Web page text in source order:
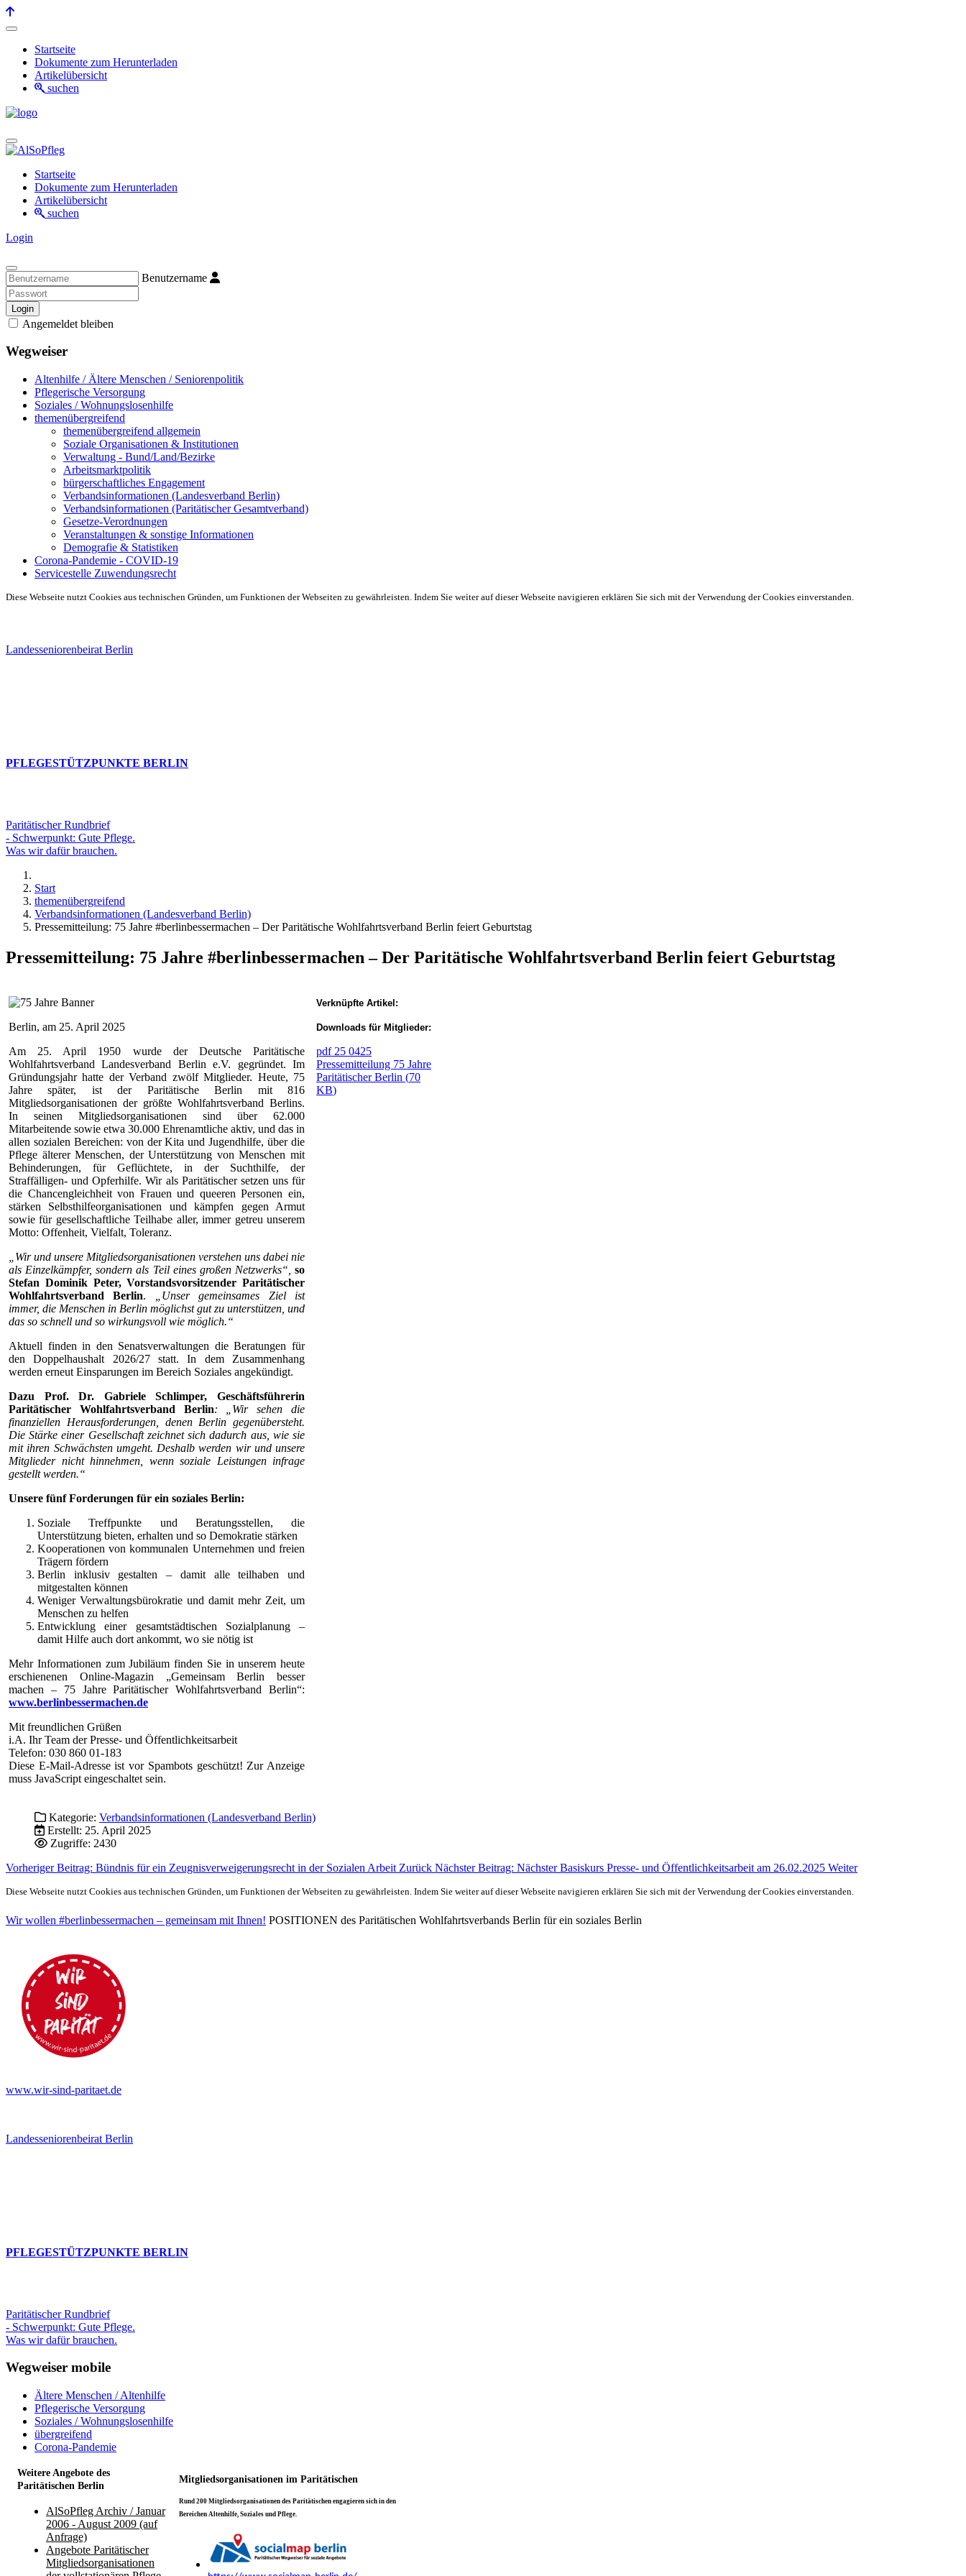
Startseite
Dokumente zum Herunterladen
Artikelübersicht
suchen
Startseite
Dokumente zum Herunterladen
Artikelübersicht
suchen
Login
Benutzername
Login
Angemeldet bleiben
Wegweiser
Altenhilfe / Ältere Menschen / Seniorenpolitik
Pflegerische Versorgung
Soziales / Wohnungslosenhilfe
themenübergreifend
themenübergreifend allgemein
Soziale Organisationen & Institutionen
Verwaltung - Bund/Land/Bezirke
Arbeitsmarktpolitik
bürgerschaftliches Engagement
Verbandsinformationen (Landesverband Berlin)
Verbandsinformationen (Paritätischer Gesamtverband)
Gesetze-Verordnungen
Veranstaltungen & sonstige Informationen
Demografie & Statistiken
Corona-Pandemie - COVID-19
Servicestelle Zuwendungsrecht
Diese Webseite nutzt Cookies aus technischen Gründen, um Funktionen der Webseiten zu gewährleisten. Indem Sie weiter auf dieser Webseite navigieren erklären Sie sich mit der Verwendung der Cookies einverstanden.
Landesseniorenbeirat Berlin
PFLEGESTÜTZPUNKTE BERLIN
Paritätischer Rundbrief
- Schwerpunkt: Gute Pflege.
Was wir dafür brauchen.
Start
themenübergreifend
Verbandsinformationen (Landesverband Berlin)
Pressemitteilung: 75 Jahre #berlinbessermachen – Der Paritätische Wohlfahrtsverband Berlin feiert Geburtstag
Pressemitteilung: 75 Jahre #berlinbessermachen – Der Paritätische Wohlfahrtsverband Berlin feiert Geburtstag
Berlin, am 25. April 2025
Am 25. April 1950 wurde der Deutsche Paritätische
Wohlfahrtsverband Landesverband Berlin e.V. gegründet. Im
Gründungsjahr hatte der Verband zwölf Mitglieder. Heute, 75
Jahre später, ist der Paritätische Berlin mit 816
Mitgliedsorganisationen der größte Wohlfahrtsverband Berlins.
In seinen Mitgliedsorganisationen sind über 62.000
Mitarbeitende sowie etwa 30.000 Ehrenamtliche aktiv, und das in
allen sozialen Bereichen: von der Kita und Jugendhilfe, über die
Pflege älterer Menschen, der Unterstützung von Menschen mit
Behinderungen, für Geflüchtete, in der Suchthilfe, der
Straffälligen- und Opferhilfe. Wir als Paritätischer setzen uns für
die Chancengleichheit von Frauen und queeren Personen ein,
stärken Selbsthilfeorganisationen und kämpfen gegen Armut
sowie für gesellschaftliche Teilhabe aller, immer getreu unserem
Motto: Offenheit, Vielfalt, Toleranz.
„Wir und unsere Mitgliedsorganisationen verstehen uns dabei nie
als Einzelkämpfer, sondern als Teil eines großen Netzwerks“, so
Stefan Dominik Peter, Vorstandsvorsitzender Paritätischer
Wohlfahrtsverband Berlin. „Unser gemeinsames Ziel ist
immer, die Menschen in Berlin möglichst gut zu unterstützen, und
das so schnell und so wirkungsvoll wie möglich.“
Aktuell finden in den Senatsverwaltungen die Beratungen für
den Doppelhaushalt 2026/27 statt. In dem Zusammenhang
werden erneut Einsparungen im Bereich Soziales angekündigt.
Dazu Prof. Dr. Gabriele Schlimper, Geschäftsführerin
Paritätischer Wohlfahrtsverband Berlin: „Wir sehen die
finanziellen Herausforderungen, denen Berlin gegenübersteht.
Die Stärke einer Gesellschaft zeichnet sich dadurch aus, wie sie
mit ihren Schwächsten umgeht. Deshalb werden wir und unsere
Mitglieder nicht hinnehmen, wenn soziale Leistungen infrage
gestellt werden.“
Unsere fünf Forderungen für ein soziales Berlin:
Soziale Treffpunkte und Beratungsstellen, die
Unterstützung bieten, erhalten und so Demokratie stärken
Kooperationen von kommunalen Unternehmen und freien
Trägern fördern
Berlin inklusiv gestalten – damit alle teilhaben und
mitgestalten können
Weniger Verwaltungsbürokratie und damit mehr Zeit, um
Menschen zu helfen
Entwicklung einer gesamtstädtischen Sozialplanung –
damit Hilfe auch dort ankommt, wo sie nötig ist
Mehr Informationen zum Jubiläum finden Sie in unserem heute
erschienenen Online-Magazin „Gemeinsam Berlin besser
machen – 75 Jahre Paritätischer Wohlfahrtsverband Berlin“:
www.berlinbessermachen.de
Mit freundlichen Grüßen
i.A. Ihr Team der Presse- und Öffentlichkeitsarbeit
Telefon: 030 860 01-183
Diese E-Mail-Adresse ist vor Spambots geschützt! Zur Anzeige
muss JavaScript eingeschaltet sein.
Verknüpfte Artikel:
Downloads für Mitglieder:
pdf25 0425
Pressemitteilung 75 Jahre
Paritätischer Berlin (70
KB)
Kategorie: Verbandsinformationen (Landesverband Berlin)
Erstellt: 25. April 2025
Zugriffe: 2430
Vorheriger Beitrag: Bündnis für ein Zeugnisverweigerungsrecht in der Sozialen Arbeit Zurück Nächster Beitrag: Nächster Basiskurs Presse- und Öffentlichkeitsarbeit am 26.02.2025 Weiter
Diese Webseite nutzt Cookies aus technischen Gründen, um Funktionen der Webseiten zu gewährleisten. Indem Sie weiter auf dieser Webseite navigieren erklären Sie sich mit der Verwendung der Cookies einverstanden.
Wir wollen #berlinbessermachen – gemeinsam mit Ihnen! POSITIONEN des Paritätischen Wohlfahrtsverbands Berlin für ein soziales Berlin
www.wir-sind-paritaet.de
Landesseniorenbeirat Berlin
PFLEGESTÜTZPUNKTE BERLIN
Paritätischer Rundbrief
- Schwerpunkt: Gute Pflege.
Was wir dafür brauchen.
Wegweiser mobile
Ältere Menschen / Altenhilfe
Pflegerische Versorgung
Soziales / Wohnungslosenhilfe
übergreifend
Corona-Pandemie
Weitere Angebote des
Paritätischen Berlin
Mitgliedsorganisationen im Paritätischen
AlSoPfleg Archiv / Januar
2006 - August 2009 (auf
Anfrage)
Angebote Paritätischer
Mitgliedsorganisationen
Rund 200 Mitgliedsorganisationen des Paritätischen engagieren sich in den
Bereichen Altenhilfe, Soziales und Pflege.